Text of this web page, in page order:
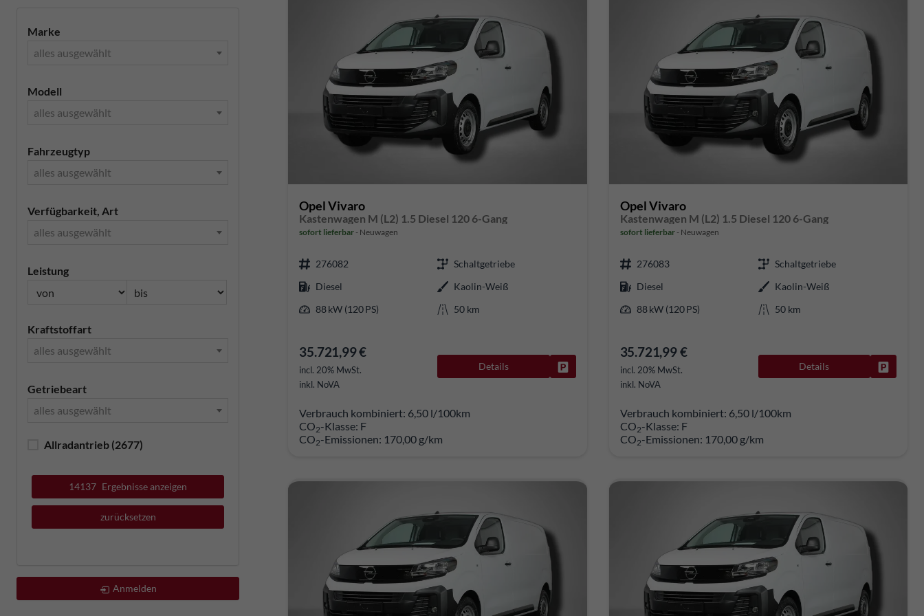
Opel Vivaro
Kastenwagen M (L2) 1.5 Diesel 120 6-Gang
sofort lieferbar Neuwagen
276082
Schaltgetriebe
Diesel
Kaolin-Weiß
88 kW (120 PS)
50 km
35.721,99 €
incl. 20% MwSt.
inkl. NoVA
Details Fahrzeug parken
Verbrauch kombiniert: 6,50 l/100km
CO2-Klasse: F
CO2-Emissionen: 170,00 g/km
Opel Vivaro
Kastenwagen M (L2) 1.5 Diesel 120 6-Gang
sofort lieferbar Neuwagen
276083
Schaltgetriebe
Diesel
Kaolin-Weiß
88 kW (120 PS)
50 km
35.721,99 €
incl. 20% MwSt.
inkl. NoVA
Details
Verbrauch kombiniert: 6,50 l/100km
CO2-Klasse: F
CO2-Emissionen: 170,00 g/km
Marke
alles ausgewählt
Modell
alles ausgewählt
Fahrzeugtyp
alles ausgewählt
Verfügbarkeit, Art
alles ausgewählt
Leistung
Kraftstoffart
alles ausgewählt
Getriebeart
alles ausgewählt
Allradantrieb (2677)
14137 Ergebnisse anzeigen
zurücksetzen
Anmelden